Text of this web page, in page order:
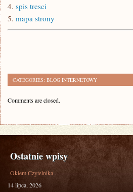
4. spis tresci
5. mapa strony
CATEGORIES: BLOG INTERNETOWY
Comments are closed.
Ostatnie wpisy
Okiem Czytelnika
14 lipca, 2026